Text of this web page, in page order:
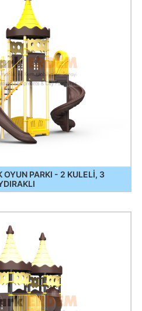
OYUN PARKI - 2 KULELİ, 3